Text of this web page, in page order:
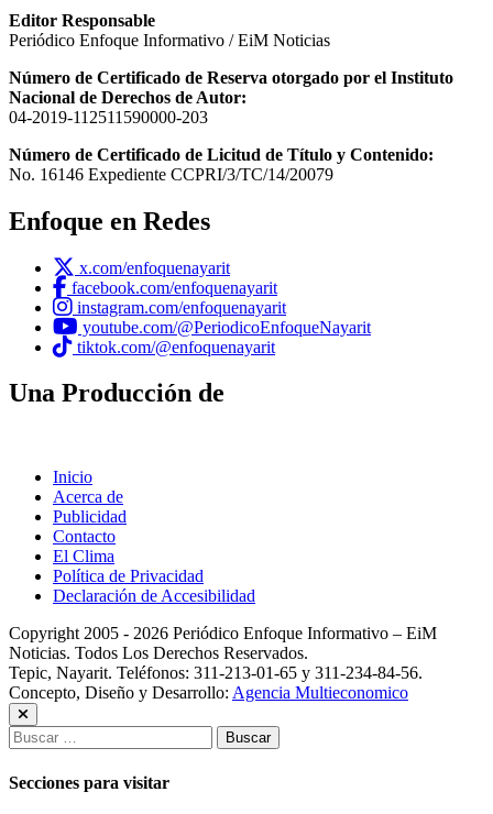
Editor Responsable
Periódico Enfoque Informativo / EiM Noticias
Número de Certificado de Reserva otorgado por el Instituto
Nacional de Derechos de Autor:
04-2019-112511590000-203
Número de Certificado de Licitud de Título y Contenido:
No. 16146 Expediente CCPRI/3/TC/14/20079
Enfoque en Redes
x.com/enfoquenayarit
facebook.com/enfoquenayarit
instagram.com/enfoquenayarit
youtube.com/@PeriodicoEnfoqueNayarit
tiktok.com/@enfoquenayarit
Una Producción de
Inicio
Acerca de
Publicidad
Contacto
El Clima
Política de Privacidad
Declaración de Accesibilidad
Copyright 2005 - 2026 Periódico Enfoque Informativo – EiM
Noticias. Todos Los Derechos Reservados.
Tepic, Nayarit. Teléfonos: 311-213-01-65 y 311-234-84-56.
Concepto, Diseño y Desarrollo: Agencia Multieconomico
Buscar:
Secciones para visitar